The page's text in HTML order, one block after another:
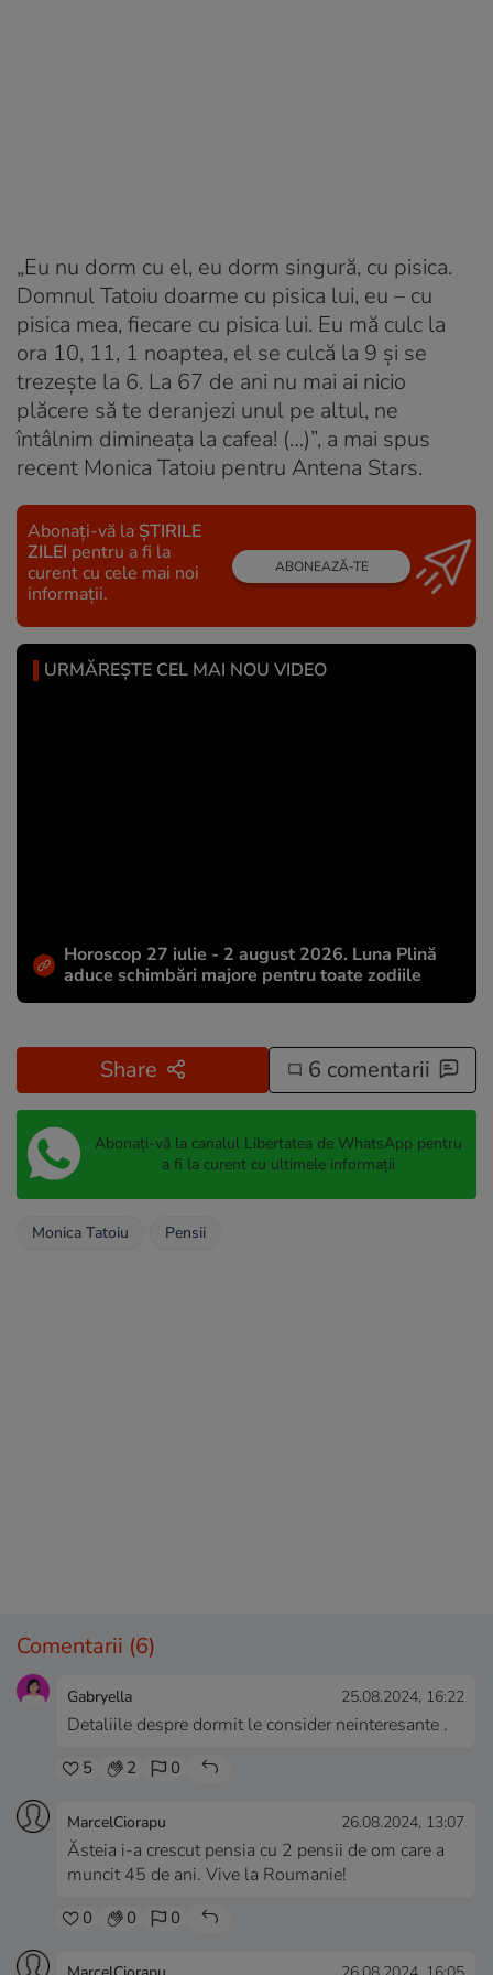
„Eu nu dorm cu el, eu dorm singură, cu pisica.
Domnul Tatoiu doarme cu pisica lui, eu – cu
pisica mea, fiecare cu pisica lui. Eu mă culc la
ora 10, 11, 1 noaptea, el se culcă la 9 și se
trezește la 6. La 67 de ani nu mai ai nicio
plăcere să te deranjezi unul pe altul, ne
întâlnim dimineața la cafea! (…)”, a mai spus
recent Monica Tatoiu pentru Antena Stars.
Abonați-vă la ȘTIRILE
ZILEI pentru a fi la
curent cu cele mai noi
informații.
ABONEAZĂ-TE
URMĂREȘTE CEL MAI NOU VIDEO
Horoscop 27 iulie - 2 august 2026. Luna Plină
aduce schimbări majore pentru toate zodiile
Share 6 comentarii
Abonați-vă la canalul Libertatea de WhatsApp pentru
a fi la curent cu ultimele informații
Monica Tatoiu Pensii
Comentarii (6)
Gabryella 25.08.2024, 16:22
Detaliile despre dormit le consider neinteresante .
5 2 0
MarcelCiorapu 26.08.2024, 13:07
Ăsteia i-a crescut pensia cu 2 pensii de om care a
muncit 45 de ani. Vive la Roumanie!
0 0 0